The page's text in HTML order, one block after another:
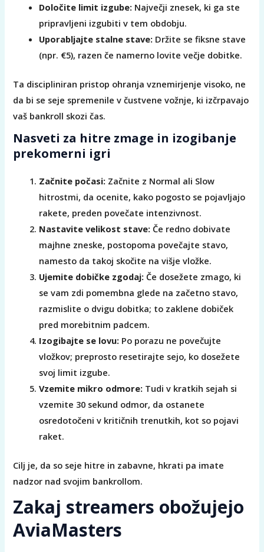
Določite limit izgube: Največji znesek, ki ga ste
pripravljeni izgubiti v tem obdobju.
Uporabljajte stalne stave: Držite se fiksne stave
(npr. €5), razen če namerno lovite večje dobitke.
Ta discipliniran pristop ohranja vznemirjenje visoko, ne
da bi se seje spremenile v čustvene vožnje, ki izčrpavajo
vaš bankroll skozi čas.
Nasveti za hitre zmage in izogibanje
prekomerni igri
Začnite počasi: Začnite z Normal ali Slow
hitrostmi, da ocenite, kako pogosto se pojavljajo
rakete, preden povečate intenzivnost.
Nastavite velikost stave: Če redno dobivate
majhne zneske, postopoma povečajte stavo,
namesto da takoj skočite na višje vložke.
Ujemite dobičke zgodaj: Če dosežete zmago, ki
se vam zdi pomembna glede na začetno stavo,
razmislite o dvigu dobitka; to zaklene dobiček
pred morebitnim padcem.
Izogibajte se lovu: Po porazu ne povečujte
vložkov; preprosto resetirajte sejo, ko dosežete
svoj limit izgube.
Vzemite mikro odmore: Tudi v kratkih sejah si
vzemite 30 sekund odmor, da ostanete
osredotočeni v kritičnih trenutkih, kot so pojavi
raket.
Cilj je, da so seje hitre in zabavne, hkrati pa imate
nadzor nad svojim bankrollom.
Zakaj streamers obožujejo
AviaMasters